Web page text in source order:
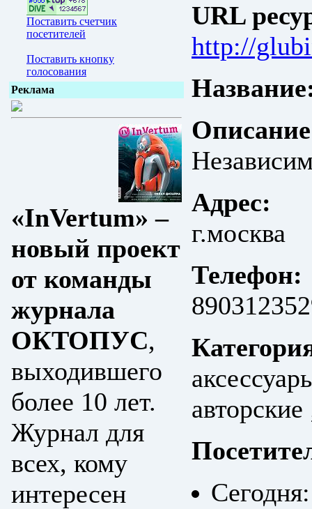
Поставить счетчик
посетителей
Поставить кнопку
голосования
Реклама
«InVertum» –
новый проект
от команды
журнала
ОКТОПУС,
выходившего
более 10 лет.
Журнал для
всех, кому
интересен
URL
http://
Адрес:
г.москва
Телефон:
авторские